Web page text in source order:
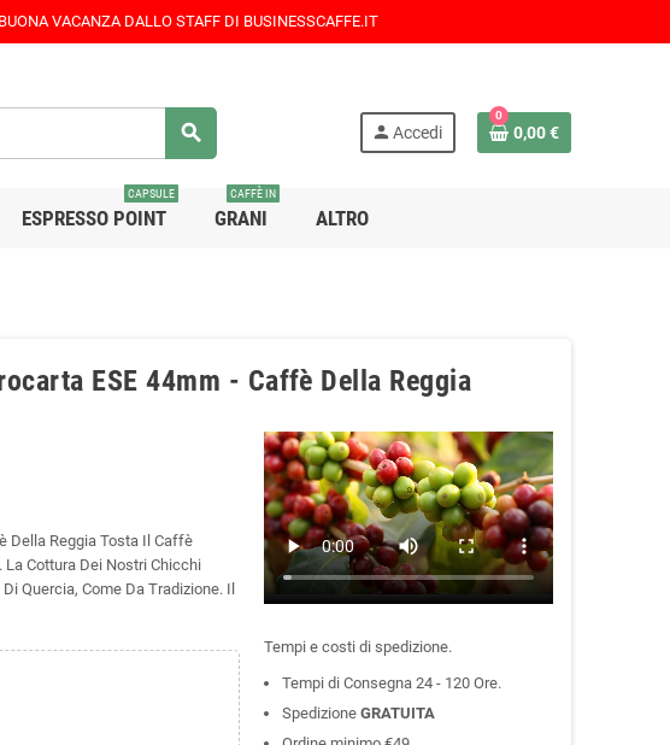
VACANZA DALLO STAFF DI BUSINESSCAFFE.IT
search person Accedi
0
0,00 €
ESPRESSO POINT
CAPSULE
GRANI
CAFFÈ IN
ALTRO
ESE 44mm - Caffè Della Reggia
Della Reggia Tosta Il Caffè
Cottura Dei Nostri Chicchi
Quercia, Come Da Tradizione. Il
Tempi e costi di spedizione.
Tempi di Consegna 24 - 120 Ore.
Spedizione GRATUITA